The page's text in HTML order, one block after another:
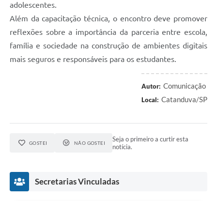
adolescentes.
Além da capacitação técnica, o encontro deve promover
reflexões sobre a importância da parceria entre escola,
família e sociedade na construção de ambientes digitais
mais seguros e responsáveis para os estudantes.
Autor: Comunicação
Local: Catanduva/SP
GOSTEI NÃO GOSTEI
Seja o primeiro a curtir esta
notícia.
Secretarias Vinculadas